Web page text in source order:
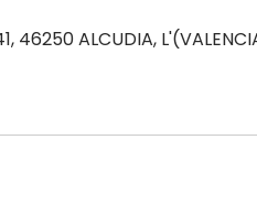
46250 ALCUDIA,